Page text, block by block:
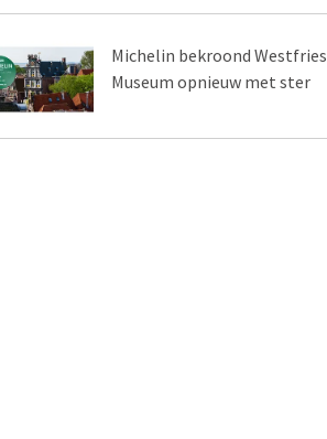
Michelin bekroond Westfries
Museum opnieuw met ster